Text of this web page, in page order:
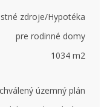
zdroje/Hypotéka
pre rodinné domy
1034 m2
územný plán